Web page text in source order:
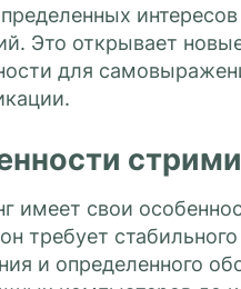
Это открывает
для
имеет свои
требует
и определенного